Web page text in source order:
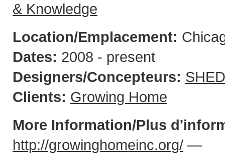
& Knowledge
Location/Emplacement:
Dates: 2008 - present
Designers/Concepteurs:
Clients: Growing Home
More Information/Plus
http://growinghomeinc.org/ —